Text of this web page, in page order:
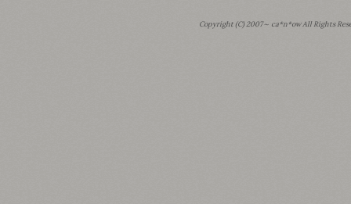
Copyright (C) 2007～ ca*n*ow All Rights